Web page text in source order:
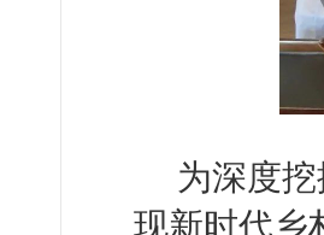
为深度
现新时代乡